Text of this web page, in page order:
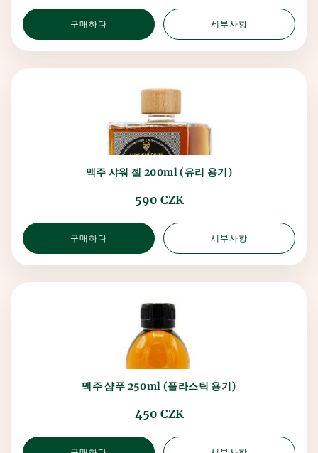
구매하다 세부사항
맥주 샤워 젤 200ml (유리 용기)
590 CZK
구매하다 세부사항
맥주 샴푸 250ml (플라스틱 용기)
450 CZK